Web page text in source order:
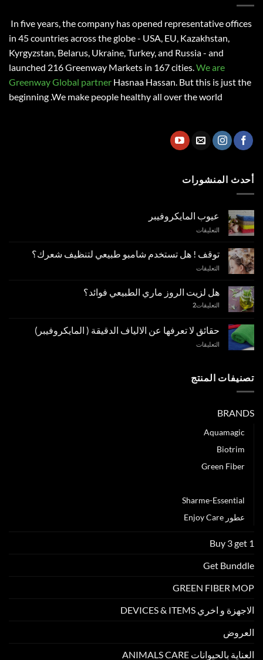
In five years, the company has opened representative offices
in 45 countries across the globe - USA, EU, Kazakhstan,
Kyrgyzstan, Belarus, Ukraine, Turkey, and Russia - and
launched 216 Greenway Markets in 167 cities.We are
Greenway Global partner Hasnaa Hassan. But this is just the
beginning .We make people healthy all over the world
أحدث المنشورات
عيوب المايكروفيبر
التعليقات
المايكروفيبر
مغلقة
توقف ! هل تستخدم شامبو طبيعي لتنظيف شعرك؟
التعليقات
هل
تستخدم
طبيعي
لتنظيف
شعرك؟
هل لزيت الروز ماري الطبيعي فوائد؟
التعليقات2
حقائق لا تعرفها عن الالياف الدقيقة ( المايكروفيبر)
التعليقات
عن
تصنيفات المنتج
BRANDS
Aquamagic
Biotrim
Green Fiber
Sharme-Essential
عطور Enjoy Care
Buy 3 get 1
Get Bunddle
GREEN FIBER MOP
الاجهزة و اخري DEVICES & ITEMS
العروض
العناية بالحيوانات ANIMALS CARE